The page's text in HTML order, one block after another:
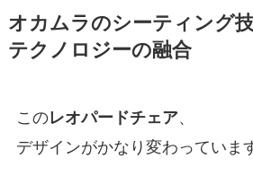
オカムラのシーティング
テクノロジーの融合
このレオパードチェア、
デザインがかなり変わっていま